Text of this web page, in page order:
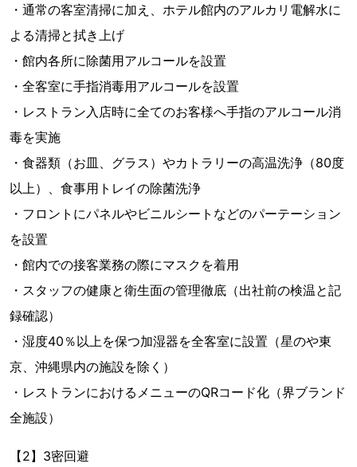
・通常の客室清掃に加え、ホテル館内のアルカリ電解水に
よる清掃と拭き上げ
・館内各所に除菌用アルコールを設置
・全客室に手指消毒用アルコールを設置
・レストラン入店時に全てのお客様へ手指のアルコール消
毒を実施
・食器類（お皿、グラス）やカトラリーの高温洗浄（80度
以上）、食事用トレイの除菌洗浄
・フロントにパネルやビニルシートなどのパーテーション
を設置
・館内での接客業務の際にマスクを着用
・スタッフの健康と衛生面の管理徹底（出社前の検温と記
録確認）
・湿度40％以上を保つ加湿器を全客室に設置（星のや東
京、沖縄県内の施設を除く）
・レストランにおけるメニューのQRコード化（界ブランド
全施設）
【2】3密回避